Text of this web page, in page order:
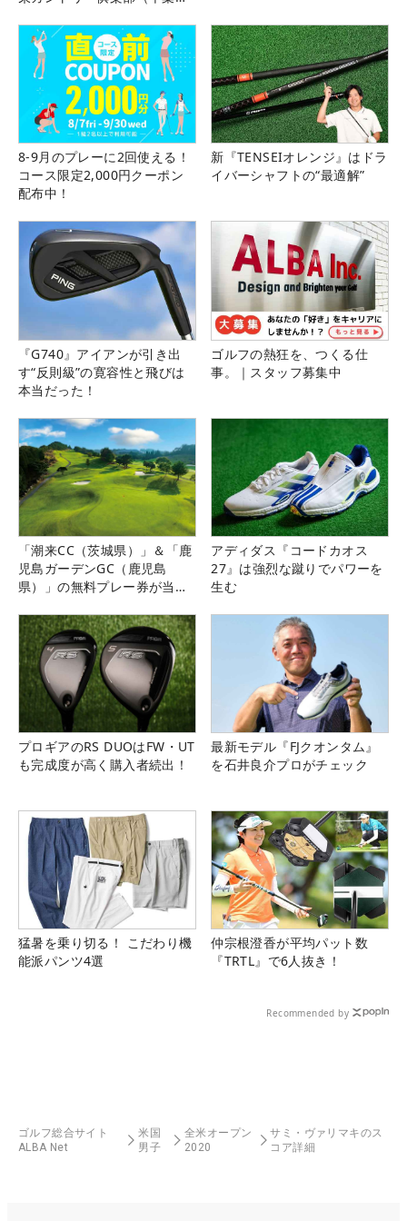
8-9月のプレーに2回使える！
コース限定2,000円クーポン
配布中！
新『TENSEIオレンジ』はドラ
イバーシャフトの“最適解”
『G740』アイアンが引き出
す“反則級”の寛容性と飛びは
本当だった！
ゴルフの熱狂を、つくる仕
事。｜スタッフ募集中
「潮来CC（茨城県）」＆「鹿
児島ガーデンGC（鹿児島
県）」の無料プレー券が当た
アディダス『コードカオス
27』は強烈な蹴りでパワーを
生む
プロギアのRS DUOはFW・UT
も完成度が高く購入者続出！
最新モデル『FJクオンタム』
を石井良介プロがチェック
猛暑を乗り切る！ こだわり機
能派パンツ4選
仲宗根澄香が平均パット数
『TRTL』で6人抜き！
Recommended by
ゴルフ総合サイト
ALBA Net
米国
男子
全米オープン
2020
サミ・ヴァリマキのス
コア詳細